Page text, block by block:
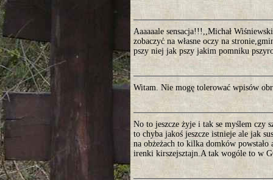
Aaaaaale sensacja!!!,,Michał
zobaczyć na własne oczy na
pszy niej jak pszy jakim pomniku
Witam. Nie mogę tolerować wpisów
No to jeszcze żyje i tak se myślem czy
to chyba jakoś jeszcze istnieje ale jak
na obżeżach to kilka domków
irenki kirszejsztajn.A tak wogóle to w